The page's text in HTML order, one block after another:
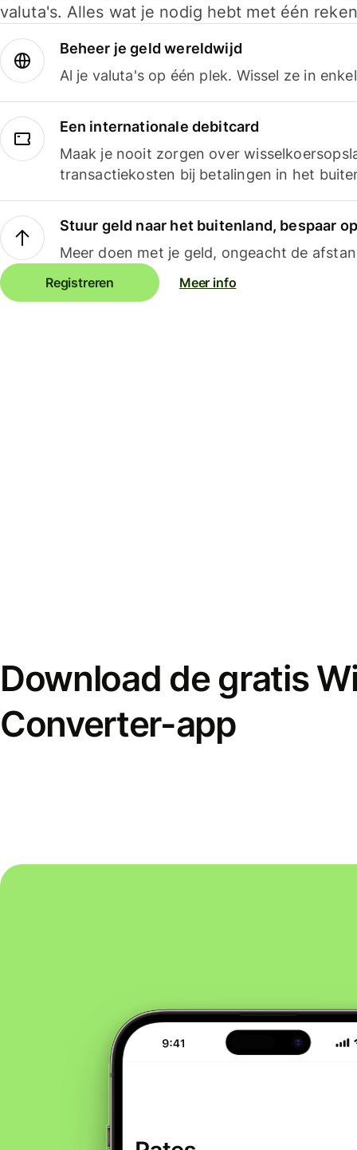
valuta's. Alles wat je nodig hebt met één
Beheer je geld wereldwijd
Al je valuta's op één plek. Wissel ze in
Een internationale debitcard
Maak je nooit zorgen over
transactiekosten bij betalingen in het
Stuur geld naar het buitenland, bespaar
Meer doen met je geld, ongeacht de
Registreren Meer info
Download de gratis
Converter-app